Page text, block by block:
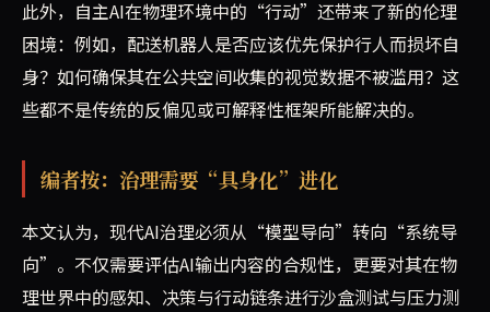
此外，自主AI在物理环境中的“行动”还带来了新的伦理
困境：例如，配送机器人是否应该优先保护行人而损坏自
身？如何确保其在公共空间收集的视觉数据不被滥用？这
些都不是传统的反偏见或可解释性框架所能解决的。
编者按：治理需要“具身化”进化
本文认为，现代AI治理必须从“模型导向”转向“系统导
向”。不仅需要评估AI输出内容的合规性，更要对其在物
理世界中的感知、决策与行动链条进行沙盒测试与压力测